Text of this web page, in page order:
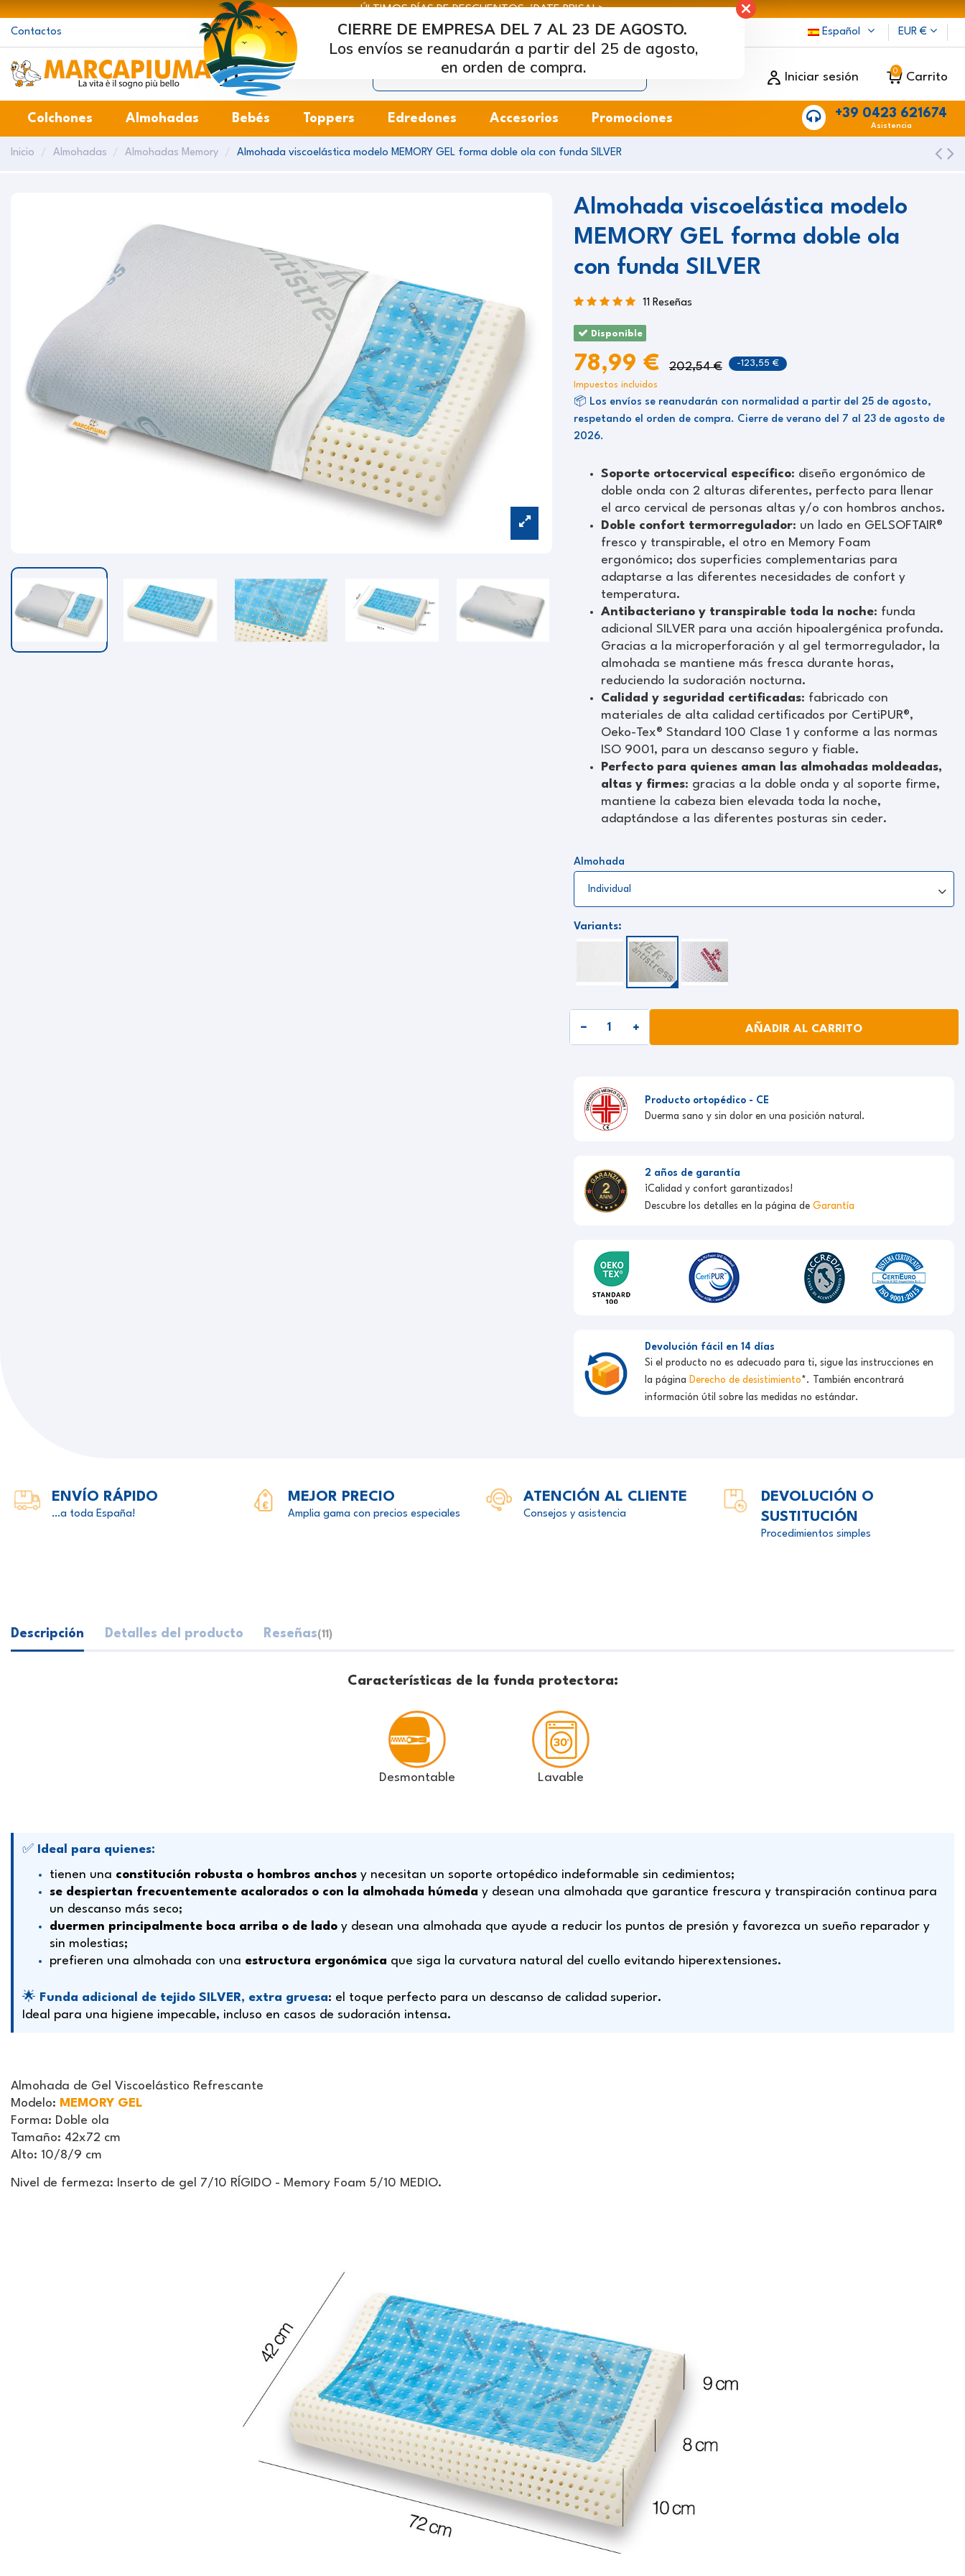
ÚLTIMOS DÍAS DE DESCUENTOS: ¡DATE PRISA! >
Contactos Marcapiuma| Fabricantes de colchones, almohadas y bases de cama Español EUR €
Iniciar sesión 0 Carrito
Colchones Almohadas Bebés Toppers Edredones Accesorios Promociones +39 0423 621674
Asistencia
Inicio Almohadas Almohadas Memory Almohada viscoelástica modelo MEMORY GEL forma doble ola con funda SILVER
Almohada viscoelástica modelo
MEMORY GEL forma doble ola
con funda SILVER
11 Reseñas
Disponible
78,99 € 202,54 € -123,55 €
Impuestos incluidos
📦 Los envíos se reanudarán con normalidad a partir del 25 de agosto,
respetando el orden de compra. Cierre de verano del 7 al 23 de agosto de
2026.
Soporte ortocervical específico: diseño ergonómico de
doble onda con 2 alturas diferentes, perfecto para llenar
el arco cervical de personas altas y/o con hombros anchos.
Doble confort termorregulador: un lado en GELSOFTAIR®
fresco y transpirable, el otro en Memory Foam
ergonómico; dos superficies complementarias para
adaptarse a las diferentes necesidades de confort y
temperatura.
Antibacteriano y transpirable toda la noche: funda
adicional SILVER para una acción hipoalergénica profunda.
Gracias a la microperforación y al gel termorregulador, la
almohada se mantiene más fresca durante horas,
reduciendo la sudoración nocturna.
Calidad y seguridad certificadas: fabricado con
materiales de alta calidad certificados por CertiPUR®,
Oeko-Tex® Standard 100 Clase 1 y conforme a las normas
ISO 9001, para un descanso seguro y fiable.
Perfecto para quienes aman las almohadas moldeadas,
altas y firmes: gracias a la doble onda y al soporte firme,
mantiene la cabeza bien elevada toda la noche,
adaptándose a las diferentes posturas sin ceder.
Almohada
Variants:
AÑADIR AL CARRITO
Producto ortopédico - CE
Duerma sano y sin dolor en una posición natural.
2 años de garantía
¡Calidad y confort garantizados!
Descubre los detalles en la página de Garantía
Devolución fácil en 14 días
Si el producto no es adecuado para ti, sigue las instrucciones en
la página Derecho de desistimiento*. También encontrará
información útil sobre las medidas no estándar.
ENVÍO RÁPIDO
…a toda España!
MEJOR PRECIO
Amplia gama con precios especiales
ATENCIÓN AL CLIENTE
Consejos y asistencia
DEVOLUCIÓN O
SUSTITUCIÓN
Procedimientos simples
Descripción Detalles del producto Reseñas(11)
Características de la funda protectora:
Desmontable Lavable
✅ Ideal para quienes:
tienen una constitución robusta o hombros anchos y necesitan un soporte ortopédico indeformable sin cedimientos;
se despiertan frecuentemente acalorados o con la almohada húmeda y desean una almohada que garantice frescura y transpiración continua para
un descanso más seco;
duermen principalmente boca arriba o de lado y desean una almohada que ayude a reducir los puntos de presión y favorezca un sueño reparador y
sin molestias;
prefieren una almohada con una estructura ergonómica que siga la curvatura natural del cuello evitando hiperextensiones.
🌟 Funda adicional de tejido SILVER, extra gruesa: el toque perfecto para un descanso de calidad superior.
Ideal para una higiene impecable, incluso en casos de sudoración intensa.
Almohada de Gel Viscoelástico Refrescante
Modelo: MEMORY GEL
Forma: Doble ola
Tamaño: 42x72 cm
Alto: 10/8/9 cm
Nivel de fermeza: Inserto de gel 7/10 RÍGIDO - Memory Foam 5/10 MEDIO.
Los envíos se reanudarán a partir del 25 de agosto,
en orden de compra.
CIERRE DE EMPRESA DEL 7 AL 23 DE AGOSTO.